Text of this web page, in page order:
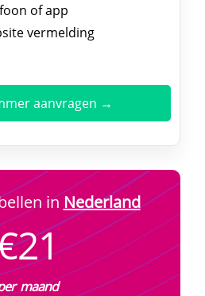
of app
vermelding
aanvragen →
inNederland
maand